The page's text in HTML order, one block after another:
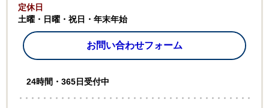
定休日
土曜・日曜・祝日・年末年始
お問い合わせフォーム
24時間・365日受付中